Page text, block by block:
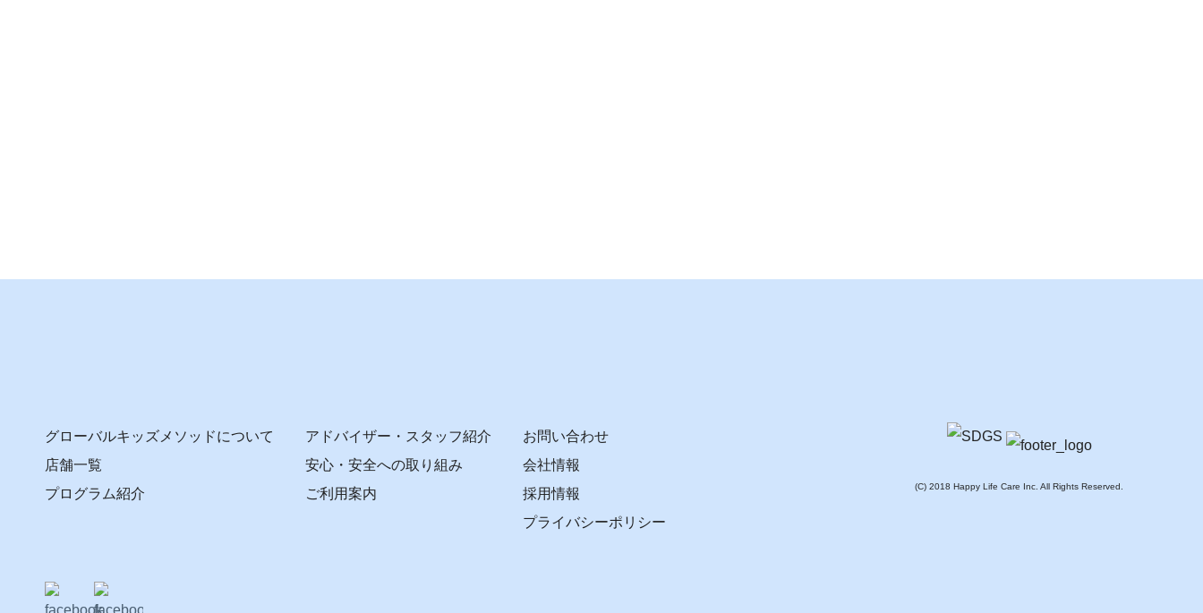
グローバルキッズメソッドについて
店舗一覧
プログラム紹介
アドバイザー・スタッフ紹介
安心・安全への取り組み
ご利用案内
お問い合わせ
会社情報
採用情報
プライバシーポリシー
(C) 2018 Happy Life Care Inc. All Rights Reserved.